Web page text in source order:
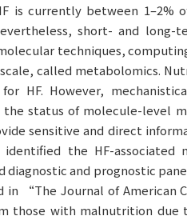
is currently between 1–2%
short- and long-
techniques,
called metabolomics.
HF. However,
status of molecule-level
sensitive and direct
the HF-
diagnostic and prognostic
in “The Journal of American
those with malnutrition due